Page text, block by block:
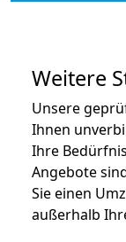
Weitere
Unsere
Ihnen
Ihre
Angebote
Sie einen
außerhalb